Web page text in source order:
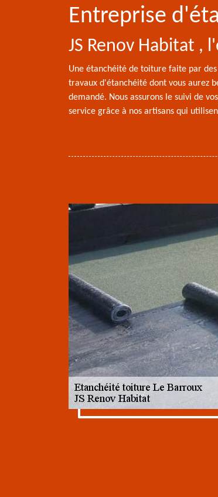
Entreprise
JS Renov Habitat ,
Une étanchéité de toiture faite par
travaux d'étanchéité dont vous aurez
demandé. Nous assurons le suivi de
service grâce à nos artisans qui